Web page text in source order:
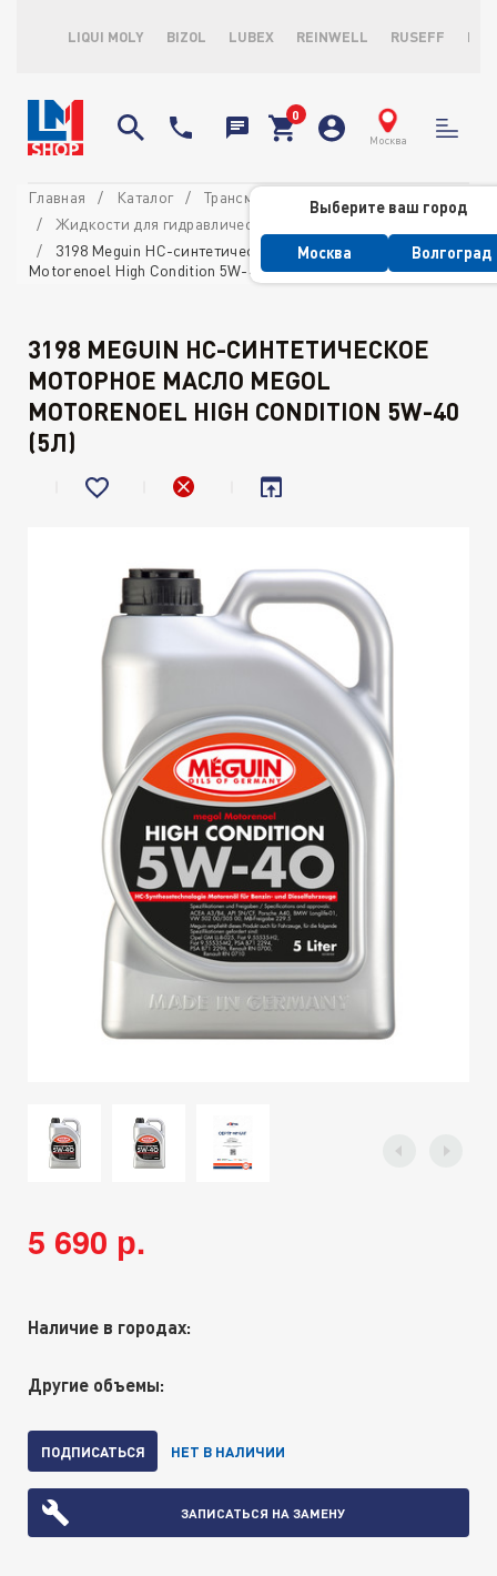
LIQUI MOLY BIZOL LUBEX REINWELL RUSEFF
Москва
Выберите ваш город
Москва Волгоград
Главная Каталог
Трансмиссионные масла и ATF
Жидкости для гидравлических систем автомобиля
3198 Meguin НС-синтетическое моторное масло Megol
Motorenoel High Condition 5W-40 (5л)
3198 MEGUIN НС-СИНТЕТИЧЕСКОЕ
МОТОРНОЕ МАСЛО MEGOL
MOTORENOEL HIGH CONDITION 5W-40
(5Л)
5 690 р.
Наличие в городах:
Другие объемы:
ПОДПИСАТЬСЯ НЕТ В НАЛИЧИИ
ЗАПИСАТЬСЯ НА ЗАМЕНУ